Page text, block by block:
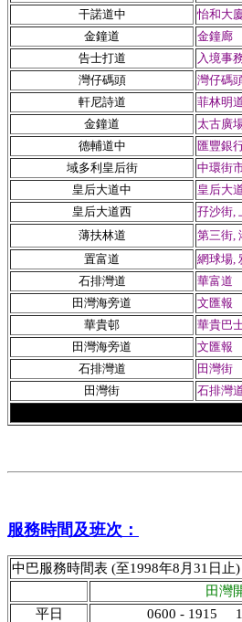
干諾道中
怡和大
金鐘道
金鐘廊
告士打道
入境事
灣仔碼頭
灣仔碼
軒尼詩道
菲林明
金鐘道
太古廣
德輔道中
匯豐銀
域多利皇后街
中環街
皇后大道中
皇后大
皇后大道西
孖沙街,
薄扶林道
第三街,
置富道
網球場,
石排灣道
華富道
田灣海旁道
文匯報
華貴邨
華貴巴
田灣海旁道
文匯報
石排灣道
田灣街
田灣街
石排灣
服務時間及班次：
中巴服務時間表 (至1998年8月31日止)
田灣
平日
0600 - 1915